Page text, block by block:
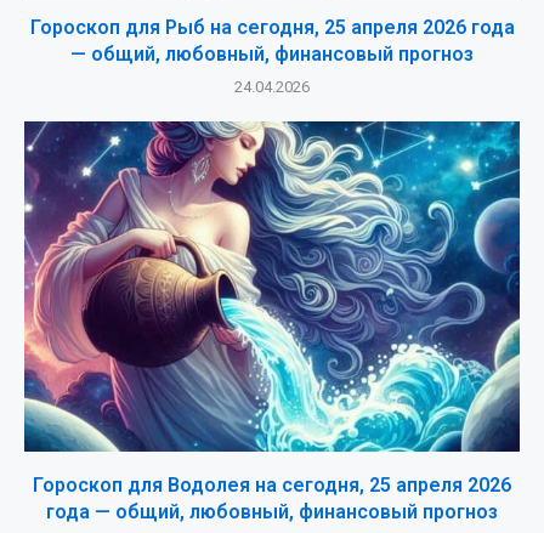
Гороскоп для Рыб на сегодня, 25 апреля 2026 года
— общий, любовный, финансовый прогноз
24.04.2026
Гороскоп для Водолея на сегодня, 25 апреля 2026
года — общий, любовный, финансовый прогноз